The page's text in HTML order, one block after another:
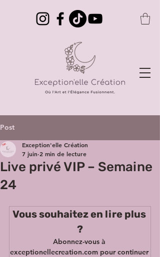
Post
Live privé VIP – Semaine
24
Exception'elle Création
7 juin 2 min de lecture
Vous souhaitez en lire plus
?
Abonnez-vous à
exceptionellecreation.com pour continuer